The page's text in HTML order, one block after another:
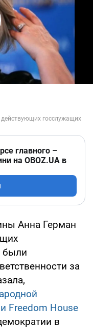
главного –
на OBOZ.UA в
Анна Герман
были
за
Freedom House
в